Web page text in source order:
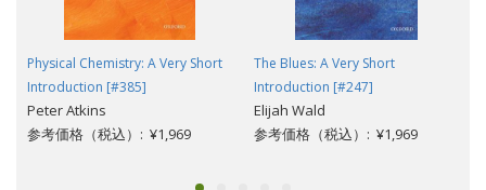
Physical Chemistry: A Very Short
Introduction [#385]
Peter Atkins
参考価格（税込）: ¥1,969
The Blues: A Very Short
Introduction [#247]
Elijah Wald
参考価格（税込）: ¥1,969